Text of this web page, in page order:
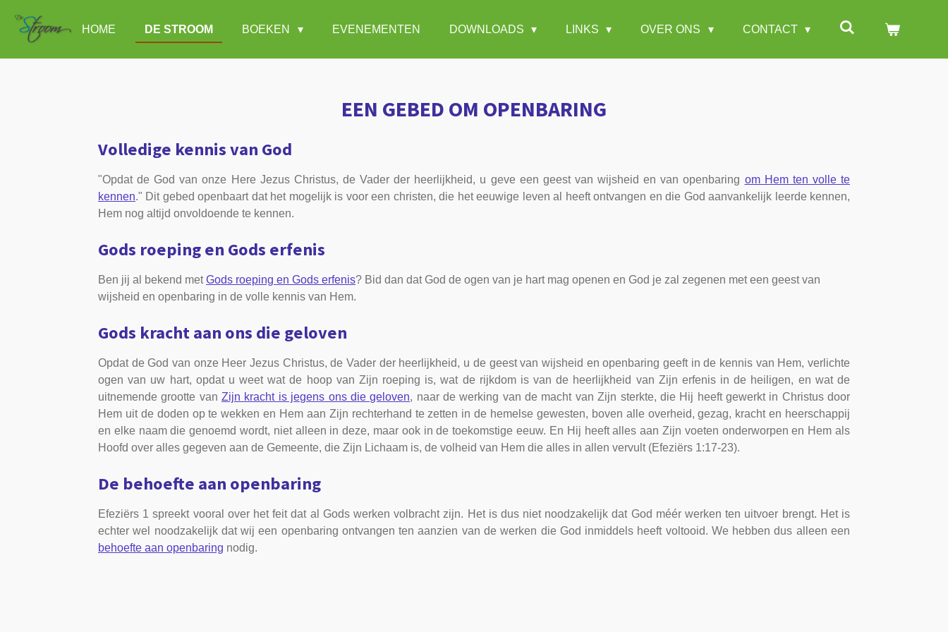
Ga
direct
HOME DE STROOM BOEKEN EVENEMENTEN DOWNLOADS LINKS OVER ONS CONTACT
EEN GEBED OM OPENBARING
Volledige kennis van God
"Opdat de God van onze Here Jezus Christus, de Vader der heerlijkheid, u geve een geest van wijsheid en van openbaring om Hem ten volle te
kennen." Dit gebed openbaart dat het mogelijk is voor een christen, die het eeuwige leven al heeft ontvangen en die God aanvankelijk leerde kennen,
Hem nog altijd onvoldoende te kennen.
Gods roeping en Gods erfenis
Ben jij al bekend metGods roeping en Gods erfenis? Bid dan dat God de ogen van je hart mag openen en God je zal zegenen met een geest van
wijsheid en openbaring in de volle kennis van Hem.
Gods kracht aan ons die geloven
Opdat de God van onze Heer Jezus Christus, de Vader der heerlijkheid, u de geest van wijsheid en openbaring geeft in de kennis van Hem, verlichte
ogen van uw hart, opdat u weet wat de hoop van Zijn roeping is, wat de rijkdom is van de heerlijkheid van Zijn erfenis in de heiligen, en wat de
uitnemende grootte vanZijn kracht is jegens ons die geloven, naar de werking van de macht van Zijn sterkte, die Hij heeft gewerkt in Christus door
Hem uit de doden op te wekken en Hem aan Zijn rechterhand te zetten in de hemelse gewesten, boven alle overheid, gezag, kracht en heerschappij
en elke naam die genoemd wordt, niet alleen in deze, maar ook in de toekomstige eeuw. En Hij heeft alles aan Zijn voeten onderworpen en Hem als
Hoofd over alles gegeven aan de Gemeente, die Zijn Lichaam is, de volheid van Hem die alles in allen vervult (Efeziërs 1:17-23).
De behoefte aan openbaring
Efeziërs 1 spreekt vooral over het feit dat al Gods werken volbracht zijn. Het is dus niet noodzakelijk dat God méér werken ten uitvoer brengt. Het is
echter wel noodzakelijk dat wij een openbaring ontvangen ten aanzien van de werken die God inmiddels heeft voltooid. We hebben dus alleen een
behoefte aan openbaring nodig.